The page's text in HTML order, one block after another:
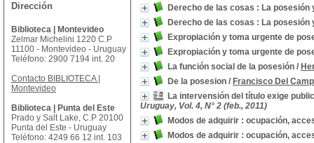
Derecho de las cosas : La
Derecho de las cosas : La
Expropiación y toma urgente de
Expropiación y toma urgente de
La función social de la posesión /
De la posesion / Francisco Del
La intervensión del título exige
Uruguay, Vol. 4, N° 2 (feb., 2011)
Modos de adquirir : ocupación,
Modos de adquirir : ocupación,
Dirección
Biblioteca | Montevideo
Zelmar Michelini 1220 C.P
11100 - Montevideo - Uruguay
Teléfono: 2900 7194 int. 20
Contacto BIBLIOTECA |
Montevideo
Biblioteca | Punta del Este
Prado y Salt Lake, C.P 20100
Punta del Este - Uruguay
Teléfono: 4249 66 12 int. 103